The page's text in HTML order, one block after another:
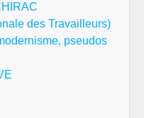
des Travailleurs)
pseudos